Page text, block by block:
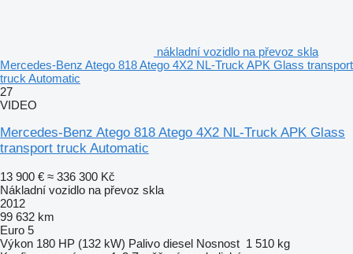
nákladní vozidlo na převoz skla
Mercedes-Benz Atego 818 Atego 4X2 NL-Truck APK Glass transport
truck Automatic
27
VIDEO
Mercedes-Benz Atego 818 Atego 4X2 NL-Truck APK Glass
transport truck Automatic
13 900 € ≈ 336 300 Kč
Nákladní vozidlo na převoz skla
2012
99 632 km
Euro 5
Výkon 180 HP (132 kW) Palivo diesel Nosnost 1 510 kg